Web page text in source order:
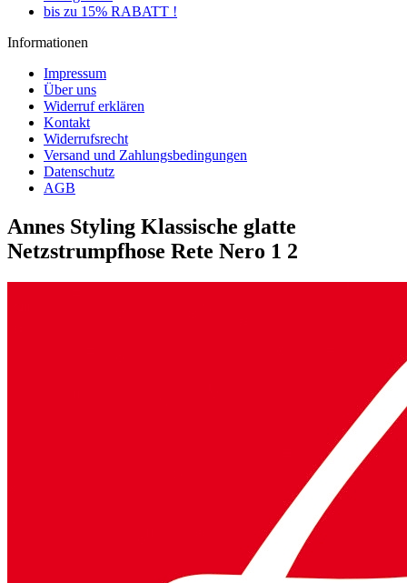
bis zu 15% RABATT !
Informationen
Impressum
Über uns
Widerruf erklären
Kontakt
Widerrufsrecht
Versand und Zahlungsbedingungen
Datenschutz
AGB
Annes Styling Klassische glatte
Netzstrumpfhose Rete Nero 1 2